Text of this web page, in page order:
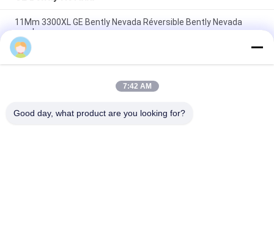
11Mm 3300XL GE Bently Nevada Réversible Bently Nevada
sonde
50 mm 3300XL Bently Nevada Proximité sonde 330709-000-
050-10-02-00
8.0 Mètre 3300 XL 11Mm GE Bently Nevada Vibration Probe
7:42 AM
Good day, what product are you looking for?